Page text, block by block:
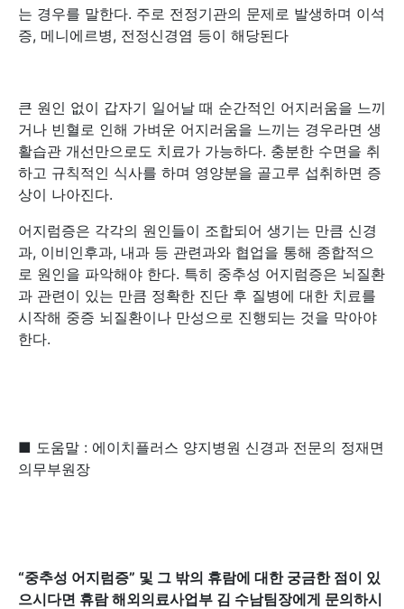
는 경우를 말한다. 주로 전정기관의 문제로 발생하며 이석
증, 메니에르병, 전정신경염 등이 해당된다
큰 원인 없이 갑자기 일어날 때 순간적인 어지러움을 느끼
거나 빈혈로 인해 가벼운 어지러움을 느끼는 경우라면 생
활습관 개선만으로도 치료가 가능하다. 충분한 수면을 취
하고 규칙적인 식사를 하며 영양분을 골고루 섭취하면 증
상이 나아진다.
어지럼증은 각각의 원인들이 조합되어 생기는 만큼 신경
과, 이비인후과, 내과 등 관련과와 협업을 통해 종합적으
로 원인을 파악해야 한다. 특히 중추성 어지럼증은 뇌질환
과 관련이 있는 만큼 정확한 진단 후 질병에 대한 치료를
시작해 중증 뇌질환이나 만성으로 진행되는 것을 막아야
한다.
■ 도움말 : 에이치플러스 양지병원 신경과 전문의 정재면
의무부원장
“중추성 어지럼증” 및 그 밖의 휴람에 대한 궁금한 점이 있
으시다면 휴람 해외의료사업부 김 수남팀장에게 문의하시